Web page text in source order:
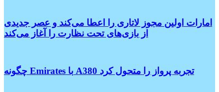
امارات اولین مجوز لاتاری را اعطا می‌کند و عصر جدیدی
از بازی‌های تحت نظارت را آغاز می‌کند
چگونه Emirates با A380 تجربه پرواز را متحول کرد